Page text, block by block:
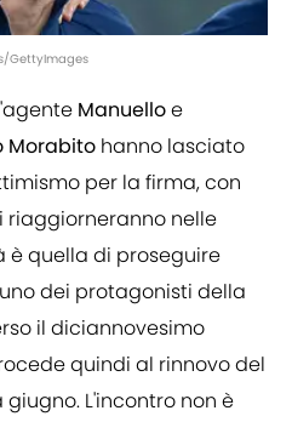
GettyImages
Manuelloe
Morabito hanno lasciato
per la firma, con
nelle
è quella di proseguire
dei protagonisti della
il diciannovesimo
quindi al rinnovo del
L'incontro non è